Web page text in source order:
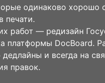
одинаково хорошо
печати.
работ — редизайн
платформы DocBoard.
и всегда на
правок.